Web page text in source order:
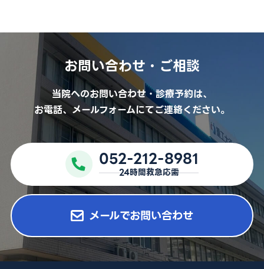
お問い合わせ・ご相談
当院へのお問い合わせ・診療予約は、
お電話、メールフォームにてご連絡ください。
052-212-8981
24時間救急応需
メールでお問い合わせ